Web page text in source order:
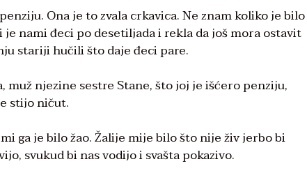
Ona je to zvala crkavica. Ne znam koliko je bilo
nami đeci po desetiljada i rekla da još mora ostavit
stariji hučili što daje đeci pare.
muž njezine sestre Stane, što joj je išćero penziju,
stijo ničut.
ga je bilo žao. Žalije mije bilo što nije živ jerbo bi
svukud bi nas vodijo i svašta pokazivo.